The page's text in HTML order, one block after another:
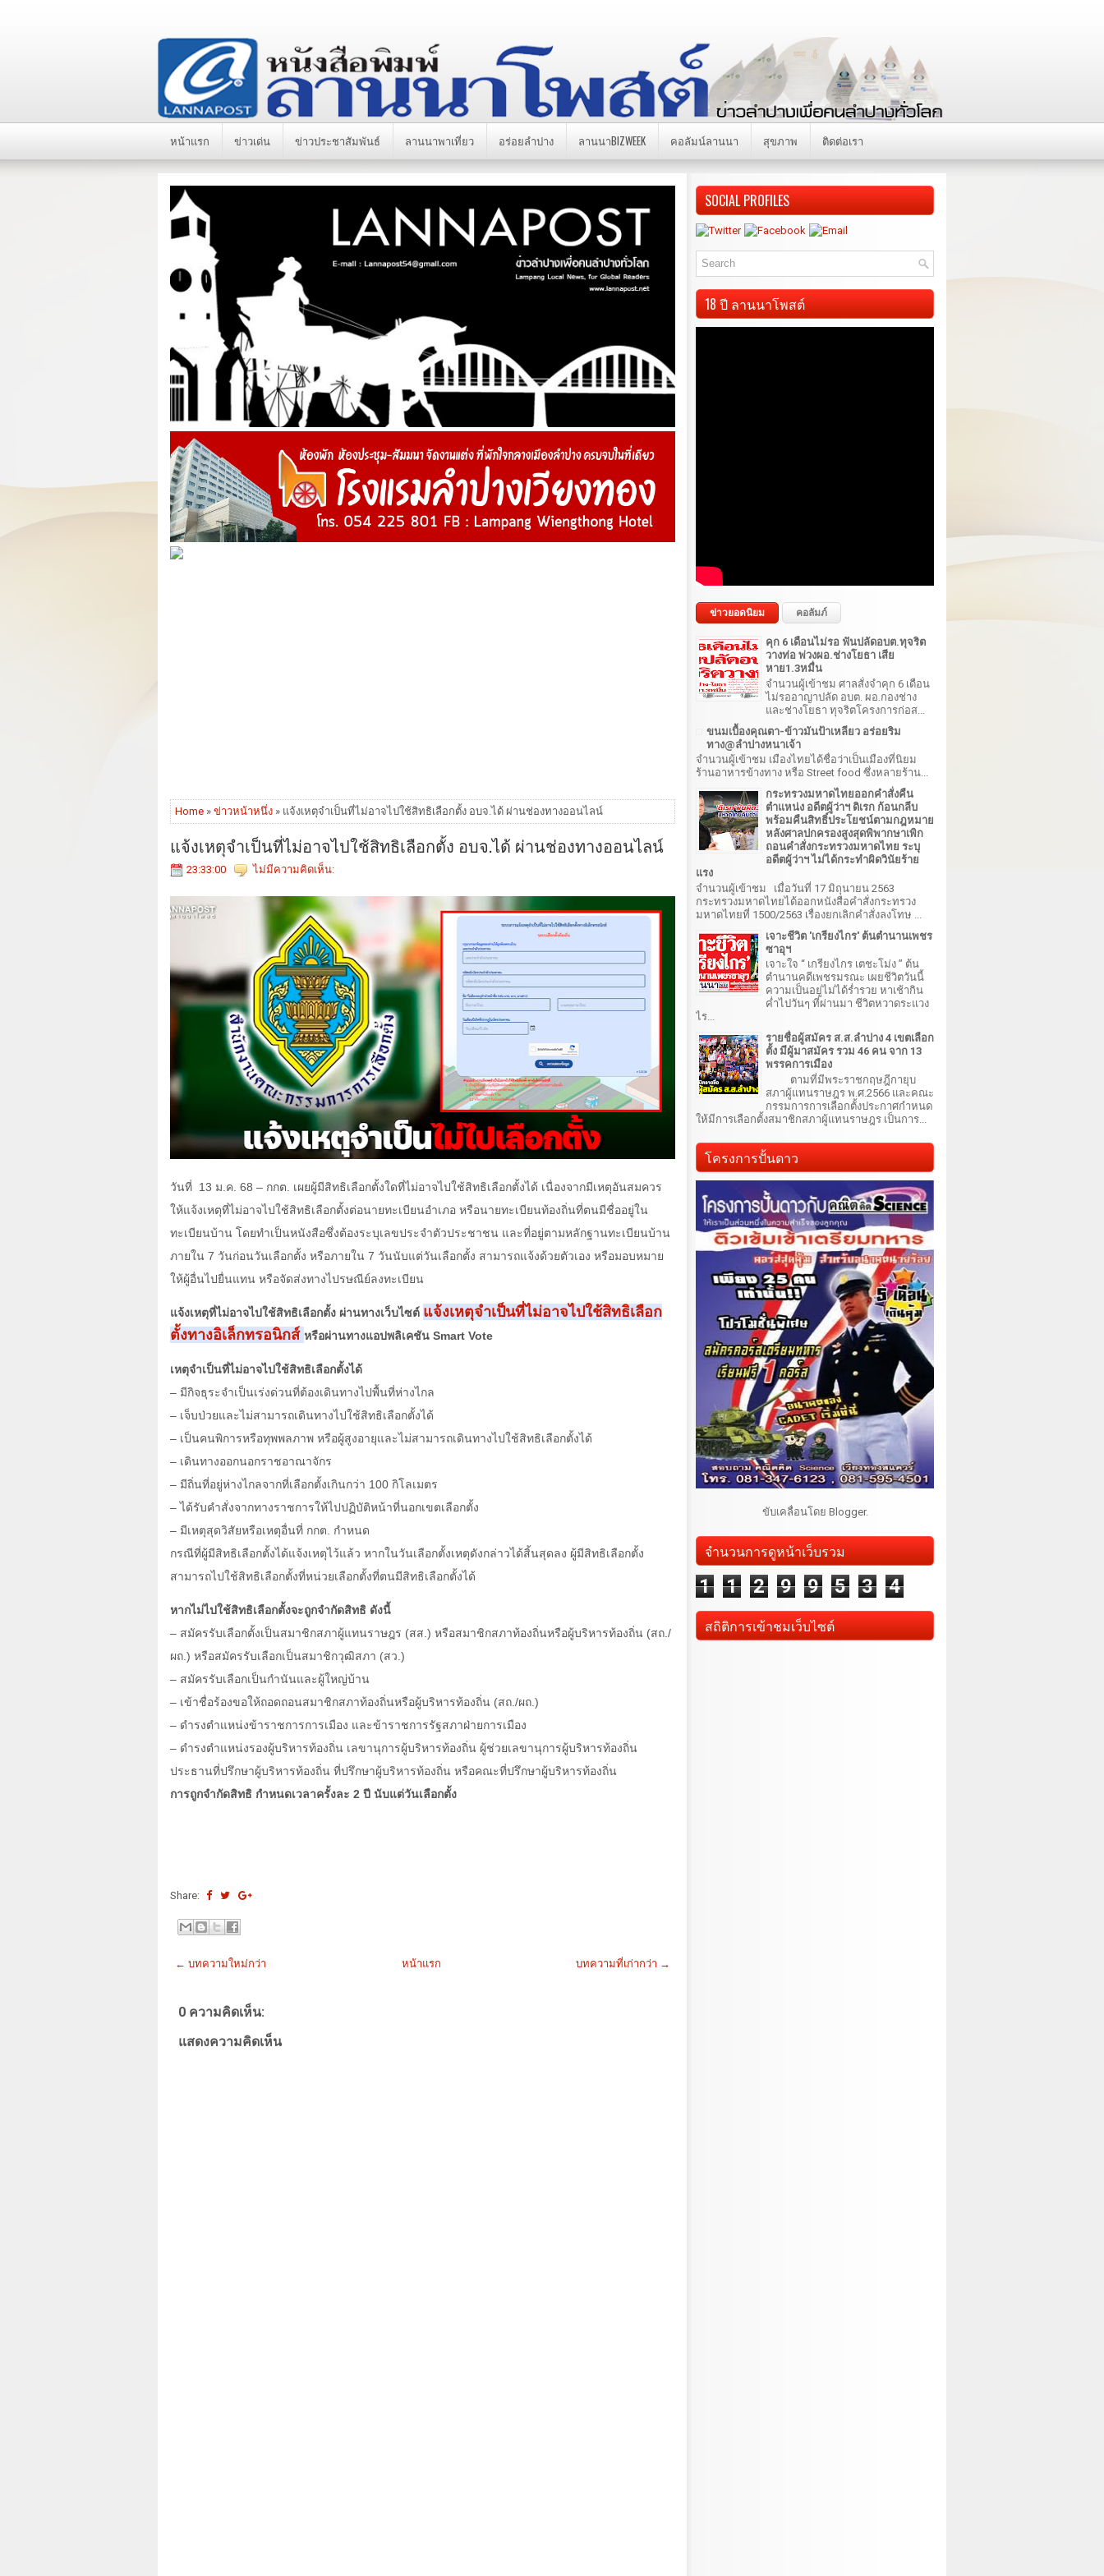
หน้าแรก ข่าวเด่น ข่าวประชาสัมพันธ์ ลานนาพาเที่ยว อร่อยลำปาง ลานนาBIZWEEK คอลัมน์ลานนา สุขภาพ ติดต่อเรา
Home » ข่าวหน้าหนึ่ง » แจ้งเหตุจำเป็นที่ไม่อาจไปใช้สิทธิเลือกตั้ง อบจ.ได้ ผ่านช่องทางออนไลน์
แจ้งเหตุจำเป็นที่ไม่อาจไปใช้สิทธิเลือกตั้ง อบจ.ได้ ผ่านช่องทางออนไลน์
23:33:00 ไม่มีความคิดเห็น:
วันที่ 13 ม.ค. 68 – กกต. เผยผู้มีสิทธิเลือกตั้งใดที่ไม่อาจไปใช้สิทธิเลือกตั้งได้ เนื่องจากมีเหตุอันสมควร
ให้แจ้งเหตุที่ไม่อาจไปใช้สิทธิเลือกตั้งต่อนายทะเบียนอำเภอ หรือนายทะเบียนท้องถิ่นที่ตนมีชื่ออยู่ใน
ทะเบียนบ้าน โดยทำเป็นหนังสือซึ่งต้องระบุเลขประจำตัวประชาชน และที่อยู่ตามหลักฐานทะเบียนบ้าน
ภายใน 7 วันก่อนวันเลือกตั้ง หรือภายใน 7 วันนับแต่วันเลือกตั้ง สามารถแจ้งด้วยตัวเอง หรือมอบหมาย
ให้ผู้อื่นไปยื่นแทน หรือจัดส่งทางไปรษณีย์ลงทะเบียน
แจ้งเหตุที่ไม่อาจไปใช้สิทธิเลือกตั้ง ผ่านทางเว็บไซต์ แจ้งเหตุจำเป็นที่ไม่อาจไปใช้สิทธิเลือก
ตั้งทางอิเล็กทรอนิกส์ หรือผ่านทางแอปพลิเคชัน Smart Vote
เหตุจำเป็นที่ไม่อาจไปใช้สิทธิเลือกตั้งได้
– มีกิจธุระจำเป็นเร่งด่วนที่ต้องเดินทางไปพื้นที่ห่างไกล
– เจ็บป่วยและไม่สามารถเดินทางไปใช้สิทธิเลือกตั้งได้
– เป็นคนพิการหรือทุพพลภาพ หรือผู้สูงอายุและไม่สามารถเดินทางไปใช้สิทธิเลือกตั้งได้
– เดินทางออกนอกราชอาณาจักร
– มีถิ่นที่อยู่ห่างไกลจากที่เลือกตั้งเกินกว่า 100 กิโลเมตร
–ได้รับคำสั่งจากทางราชการให้ไปปฏิบัติหน้าที่นอกเขตเลือกตั้ง
– มีเหตุสุดวิสัยหรือเหตุอื่นที่ กกต. กำหนด
กรณีที่ผู้มีสิทธิเลือกตั้งได้แจ้งเหตุไว้แล้ว หากในวันเลือกตั้งเหตุดังกล่าวได้สิ้นสุดลง ผู้มีสิทธิเลือกตั้ง
สามารถไปใช้สิทธิเลือกตั้งที่หน่วยเลือกตั้งที่ตนมีสิทธิเลือกตั้งได้
หากไม่ไปใช้สิทธิเลือกตั้งจะถูกจำกัดสิทธิ ดังนี้
– สมัครรับเลือกตั้งเป็นสมาชิกสภาผู้แทนราษฎร (สส.) หรือสมาชิกสภาท้องถิ่นหรือผู้บริหารท้องถิ่น (สถ./
ผถ.) หรือสมัครรับเลือกเป็นสมาชิกวุฒิสภา (สว.)
– สมัครรับเลือกเป็นกำนันและผู้ใหญ่บ้าน
– เข้าชื่อร้องขอให้ถอดถอนสมาชิกสภาท้องถิ่นหรือผู้บริหารท้องถิ่น (สถ./ผถ.)
– ดำรงตำแหน่งข้าราชการการเมือง และข้าราชการรัฐสภาฝ่ายการเมือง
– ดำรงตำแหน่งรองผู้บริหารท้องถิ่น เลขานุการผู้บริหารท้องถิ่น ผู้ช่วยเลขานุการผู้บริหารท้องถิ่น
ประธานที่ปรึกษาผู้บริหารท้องถิ่น ที่ปรึกษาผู้บริหารท้องถิ่น หรือคณะที่ปรึกษาผู้บริหารท้องถิ่น
การถูกจำกัดสิทธิ กำหนดเวลาครั้งละ 2 ปี นับแต่วันเลือกตั้ง
Share:
← บทความใหม่กว่า บทความที่เก่ากว่า →
หน้าแรก
0 ความคิดเห็น:
แสดงความคิดเห็น
SOCIAL PROFILES
18 ปี ลานนาโพสต์
ข่าวยอดนิยม คอลัมภ์
คุก 6 เดือนไม่รอ ฟันปลัดอบต.ทุจริต
วางท่อ พ่วงผอ.ช่างโยธา เสีย
หาย1.3หมื่น
จำนวนผู้เข้าชม ศาลสั่งจำคุก 6 เดือน
ไม่รออาญาปลัด อบต. ผอ.กองช่าง
และช่างโยธา ทุจริตโครงการก่อส...
ขนมเบื้องคุณตา-ข้าวมันป้าเหลียว อร่อยริม
ทาง@ลำปางหนาเจ้า
จำนวนผู้เข้าชม เมืองไทยได้ชื่อว่าเป็นเมืองที่นิยม
ร้านอาหารข้างทาง หรือ Street food ซึ่งหลายร้าน...
กระทรวงมหาดไทยออกคำสั่งคืน
ตำแหน่ง อดีตผู้ว่าฯ ดิเรก ก้อนกลีบ
พร้อมคืนสิทธิ์ประโยชน์ตามกฎหมาย
หลังศาลปกครองสูงสุดพิพากษาเพิก
ถอนคำสั่งกระทรวงมหาดไทย ระบุ
อดีตผู้ว่าฯ ไม่ได้กระทำผิดวินัยร้าย
แรง
จำนวนผู้เข้าชม เมื่อวันที่ 17 มิถุนายน 2563
กระทรวงมหาดไทยได้ออกหนังสือคำสั่งกระทรวง
มหาดไทยที่ 1500/2563 เรื่องยกเลิกคำสั่งลงโทษ ...
เจาะชีวิต 'เกรียงไกร' ต้นตำนานเพชร
ซาอุฯ
เจาะใจ “ เกรียงไกร เตชะโม่ง ” ต้น
ตำนานคดีเพชรมรณะ เผยชีวิตวันนี้
ความเป็นอยู่ไม่ได้ร่ำรวย หาเช้ากิน
ค่ำไปวันๆ ที่ผ่านมา ชีวิตหวาดระแวง
ไร...
รายชื่อผู้สมัคร ส.ส.ลำปาง 4 เขตเลือก
ตั้ง มีผู้มาสมัคร รวม 46 คน จาก 13
พรรคการเมือง
ตามที่มีพระราชกฤษฎีกายุบ
สภาผู้แทนราษฎร พ.ศ.2566 และคณะ
กรรมการการเลือกตั้งประกาศกำหนด
ให้มีการเลือกตั้งสมาชิกสภาผู้แทนราษฎร เป็นการ...
โครงการปั้นดาว
ขับเคลื่อนโดย Blogger.
จำนวนการดูหน้าเว็บรวม
1 1 2 9 9 5 3 4
สถิติการเข้าชมเว็บไซต์